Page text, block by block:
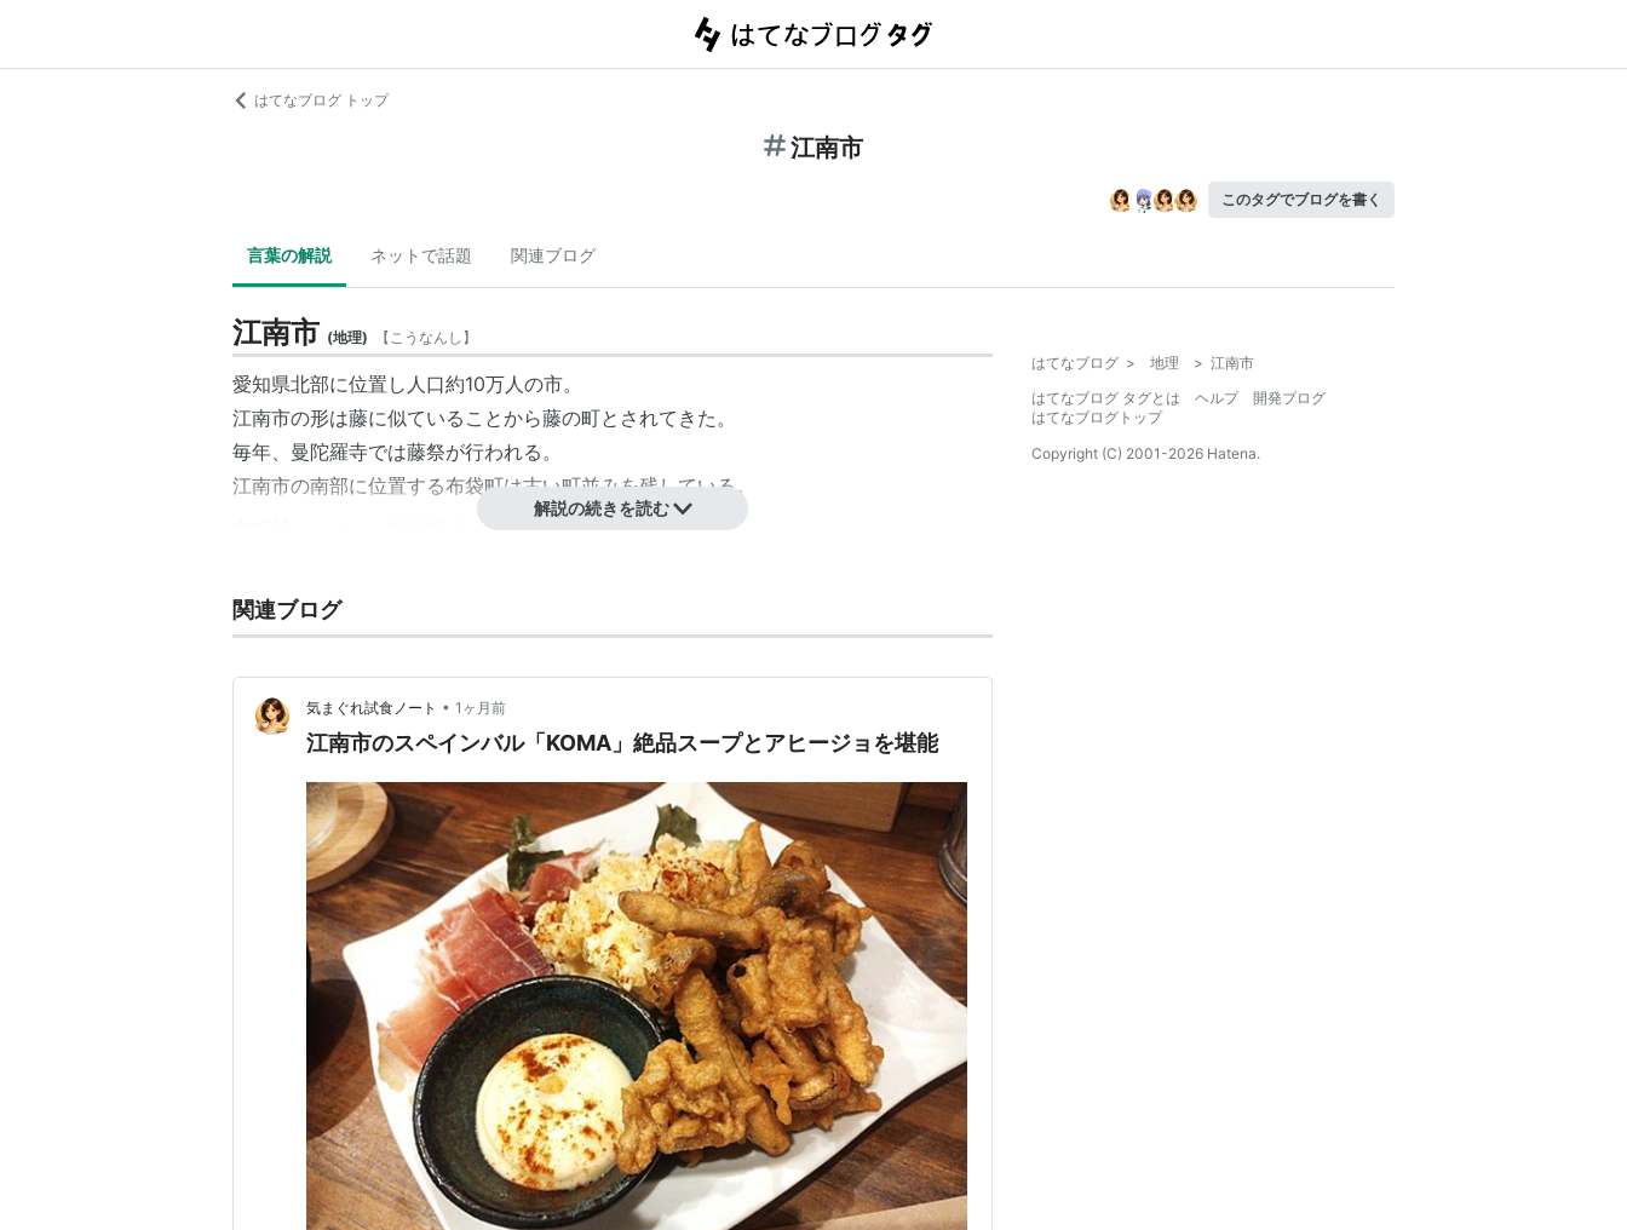
はてなブログ トップ
江南市
このタグでブログを書く
言葉の解説 ネットで話題 関連ブログ
江南市 (地理) 【こうなんし 】
愛知県北部に位置し人口約10万人の市。
江南市の形は藤に似ていることから藤の町とされてきた。
毎年、曼陀羅寺では藤祭が行われる。
江南市の南部に位置する布袋町は古い町並みを残している。
解説の続きを読む
関連ブログ
気まぐれ試食ノート • 1ヶ月前
江南市のスペインバル「KOMA」絶品スープとアヒージョを堪能
はてなブログ > 地理 > 江南市
はてなブログ タグとは
ヘルプ
開発ブログ
はてなブログトップ
Copyright (C) 2001-2026 Hatena.